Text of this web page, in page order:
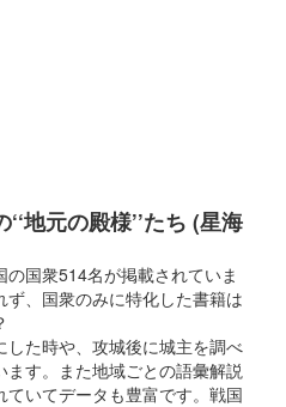
之版
入梅
地元の殿様’’たち (星海
国衆514名が掲載されていま
、国衆のみに特化した書籍は
た時や、攻城後に城主を調べ
す。また地域ごとの語彙解説
いてデータも豊富です。戦国